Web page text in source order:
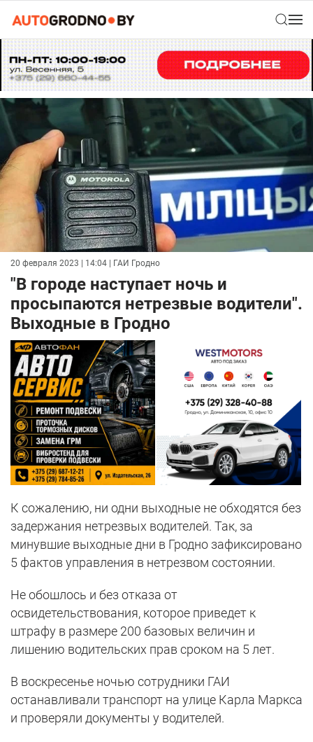
20 февраля 2023 | 14:04 | ГАИ Гродно
"В городе наступает ночь и
просыпаются нетрезвые водители".
Выходные в Гродно
К сожалению, ни одни выходные не обходятся без
задержания нетрезвых водителей. Так, за
минувшие выходные дни в Гродно зафиксировано
5 фактов управления в нетрезвом состоянии.
Не обошлось и без отказа от
освидетельствования, которое приведет к
штрафу в размере 200 базовых величин и
лишению водительских прав сроком на 5 лет.
В воскресенье ночью сотрудники ГАИ
останавливали транспорт на улице Карла Маркса
и проверяли документы у водителей.